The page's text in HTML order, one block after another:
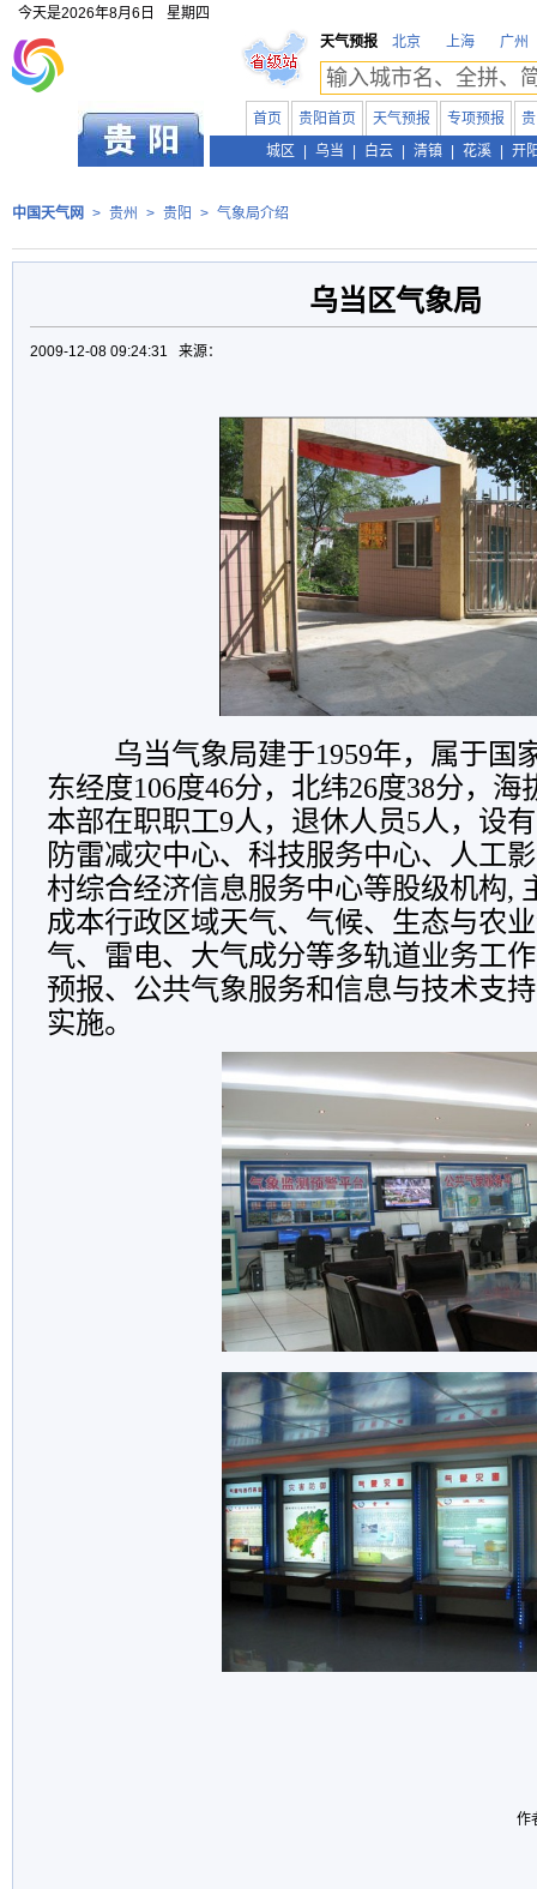
今天是2026年8月6日
星期四
天气预报
北京 上海 广州
首页 贵阳首页 天气预报 专项预报
城区
乌当 白云 清镇 花溪 开
中国天气网 > 贵州 > 贵阳 > 气象局介绍
乌当区气象局
2009-12-08 09:24:31 来源：
乌当气象局建于1959年，属于国
东经度106度46分，北纬26度38分，海
本部在职职工9人，退休人员5人，设
防雷减灾中心、科技服务中心、人工
村综合经济信息服务中心等股级机构,
成本行政区域天气、气候、生态与农
气、雷电、大气成分等多轨道业务工
预报、公共气象服务和信息与技术支
实施。
作